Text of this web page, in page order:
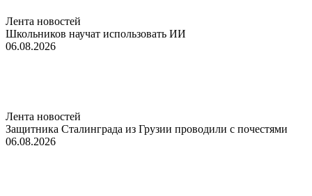
Лента новостей
Школьников научат использовать ИИ
06.08.2026
Лента новостей
Защитника Сталинграда из Грузии проводили с почестями
06.08.2026